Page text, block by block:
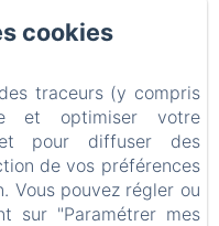
cookies
traceurs (y compris
et optimiser votre
pour diffuser des
de vos préférences
Vous pouvez régler ou
sur "Paramétrer mes